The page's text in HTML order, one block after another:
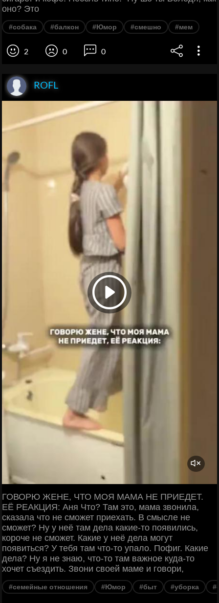
оно? Это
#собака #балкон #Юмор #смешно #мем
2 0 0
ROFL
ГОВОРЮ ЖЕНЕ, ЧТО МОЯ МАМА НЕ ПРИЕДЕТ.
ЕЁ РЕАКЦИЯ: Аня Что? Там это, мама звонила,
сказала что не сможет приехать. В смысле не
сможет? Ну у неё там дела какие-то появились,
короче не сможет. Какие у неё дела могут
появиться? У тебя там что-то упало. Пофиг. Какие
дела? Ну я не знаю, что-то там важное куда-то
хочет съездить. Звони своей маме и говори,
#семейные отношения #Юмор #быт #уборка